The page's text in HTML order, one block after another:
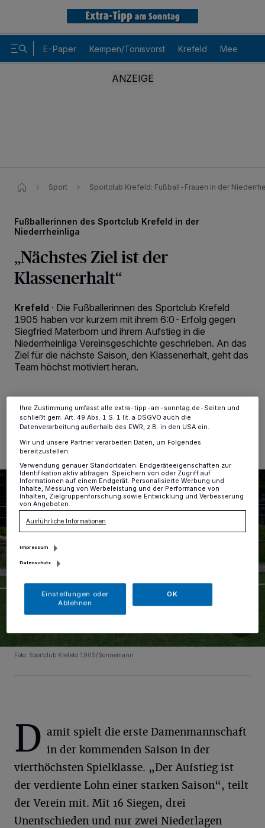
E-Paper Kempen/Tönisvorst Krefeld Meerbusch
Sport Sportclub Krefeld: Fußball-Frauen in der
Fußballerinnen des Sportclub Krefeld in der
Niederrheinliga
„Nächstes Ziel ist der
Klassenerhalt“
Krefeld · Die Fußballerinnen des Sportclub Krefeld
1905 haben vor kurzem mit ihrem 6:0-Erfolg gegen
Siegfried Materborn und ihrem Aufstieg in die
Niederrheinliga Vereinsgeschichte geschrieben. An das
Ziel für die nächste Saison, den Klassenerhalt, geht das
Team höchst motiviert heran.
20.05.2026 , 12:01 Uhr 2 Minuten Lesezeit
Foto: Sportclub Krefeld 1905/Sonnemann
D amit spielt die erste Damenmannschaft
in der kommenden Saison in der
vierthöchsten Spielklasse. „Der Aufstieg ist
der verdiente Lohn einer starken Saison“, teilt
der Verein mit. Mit 16 Siegen, drei
Unentschieden und nur zwei Niederlagen
Kennungen auf Ihrem Gerät zu. Durch Auswahl von OK aktivieren Sie
Tracking-Technologien für die unter „Wir und unsere Partner
verarbeiten Daten, um Ihnen Dienste bereitzustellen“ aufgeführten
Zwecke. Wenn Tracker deaktiviert sind, sind manche Inhalte und
Anzeigen möglicherweise nicht mehr so relevant für Sie. Sie können
dieses Menü jederzeit wieder aufrufen, um Ihre Einstellungen zu
ändern oder Ihre Einwilligung zu widerrufen, indem Sie auf den Link
Ihre Zustimmung umfasst alle extra-tipp-am-sonntag.de-Seiten und
schließt gem. Art. 49 Abs. 1 S. 1 lit. a DSGVO auch die
Datenverarbeitung außerhalb des EWR, z.B. in den USA ein.
Wir und unsere Partner verarbeiten Daten, um Folgendes
bereitzustellen:
Verwendung genauer Standortdaten. Endgeräteeigenschaften zur
Identifikation aktiv abfragen. Speichern von oder Zugriff auf
Informationen auf einem Endgerät. Personalisierte Werbung und
Inhalte, Messung von Werbeleistung und der Performance von
Inhalten, Zielgruppenforschung sowie Entwicklung und Verbesserung
von Angeboten.
Ausführliche Informationen
Impressum
Datenschutz
Einstellungen oder
Ablehnen
OK